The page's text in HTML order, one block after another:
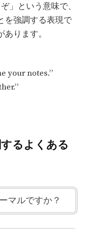
」という意味で、
を強調する表現で
ります。
your notes.”
るよくある
マルですか？